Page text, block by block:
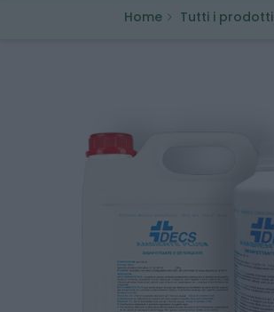
Home Tutti i prodotti